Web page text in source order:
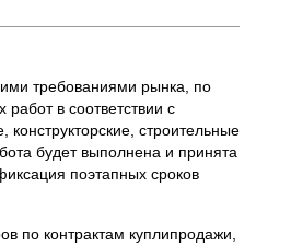
требованиями рынка, по
в соответствии с
строительные
будет выполнена и принята
поэтапных сроков
по контрактам куплипродажи,